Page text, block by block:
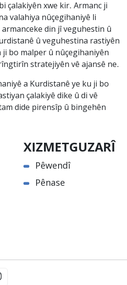
çalakiyên xwe kir. Armanc ji
valahiya nûçegihaniyê li
din jî veguhestin û
û veguhestina rastiyên
bo malper û nûçegihaniyên
stratejiyên vê ajansê ne.
a Kurdistanê ye ku ji bo
çalakiyê dike û di vê
dide pirensîp û bingehên
XIZMETGUZARÎ
Pêwendî
Pênase